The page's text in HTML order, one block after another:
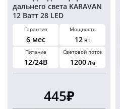
дальнего света KARAVAN
12 Ватт 28 LED
квадратная 12/24 Вольт
Гарантия
6 мес
Мощность
12 Вт
Питание
12/24В
Световой поток
1200 Лм
445₽